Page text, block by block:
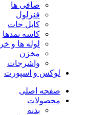
صافی ها
فنرلول
کابل جات
کاسه نمدها
لوله ها و
مخزن
واشرجات
لوکس و اسپورت
صفحه اصلی
محصولات
بدنه